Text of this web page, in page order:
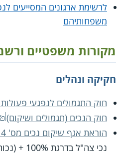
לרשימת ארגונים המסייעים
משפחותיהם
מקורות משפטיים
חקיקה ונהלים
חוק התגמולים לנפגעי
חוק הנכים (תגמולים ושיקום)
הוראת אגף שיקום נכים מס' 45.14
נכי צה"ל בדרגת 100% + (נכות מיוחדת)